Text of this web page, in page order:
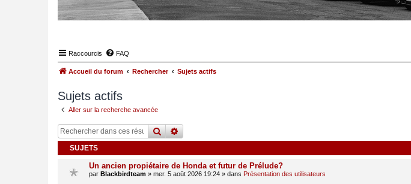
Raccourcis FAQ
Accueil du forum Rechercher Sujets actifs
Sujets actifs
Aller sur la recherche avancée
rechercher
recherche
SUJETS
Un ancien propiétaire de Honda et futur de Prélude?
par Blackbirdteam » mer. 5 août 2026 19:24 » dans Présentation des utilisateurs